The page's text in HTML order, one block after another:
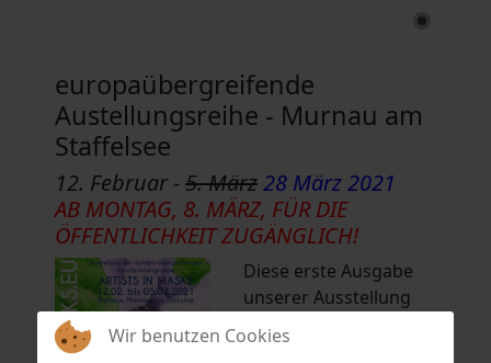
europaübergreifende
Austellungsreihe - Murnau am
Staffelsee
12. Februar - 5. März28 März 2021
AB MONTAG, 8. MÄRZ, FÜR DIE
ÖFFENTLICHKEIT ZUGÄNGLICH!
Diese erste Ausgabe
unserer Ausstellung
wird an zwei
verschiedenen Orten
Wir benutzen Cookies